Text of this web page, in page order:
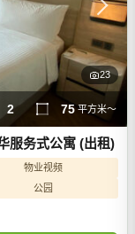
23
服务式公寓 (出租)
物业视频
公园
2 75 平方米～